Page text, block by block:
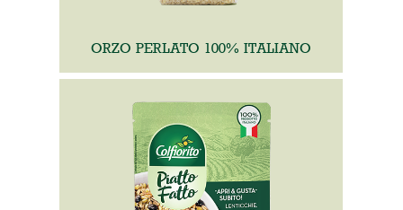
ORZO PERLATO 100% ITALIANO